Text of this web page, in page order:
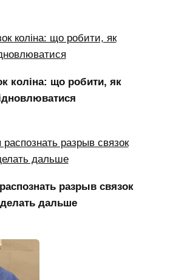
коліна: що робити, як
разрыв связок
дальше